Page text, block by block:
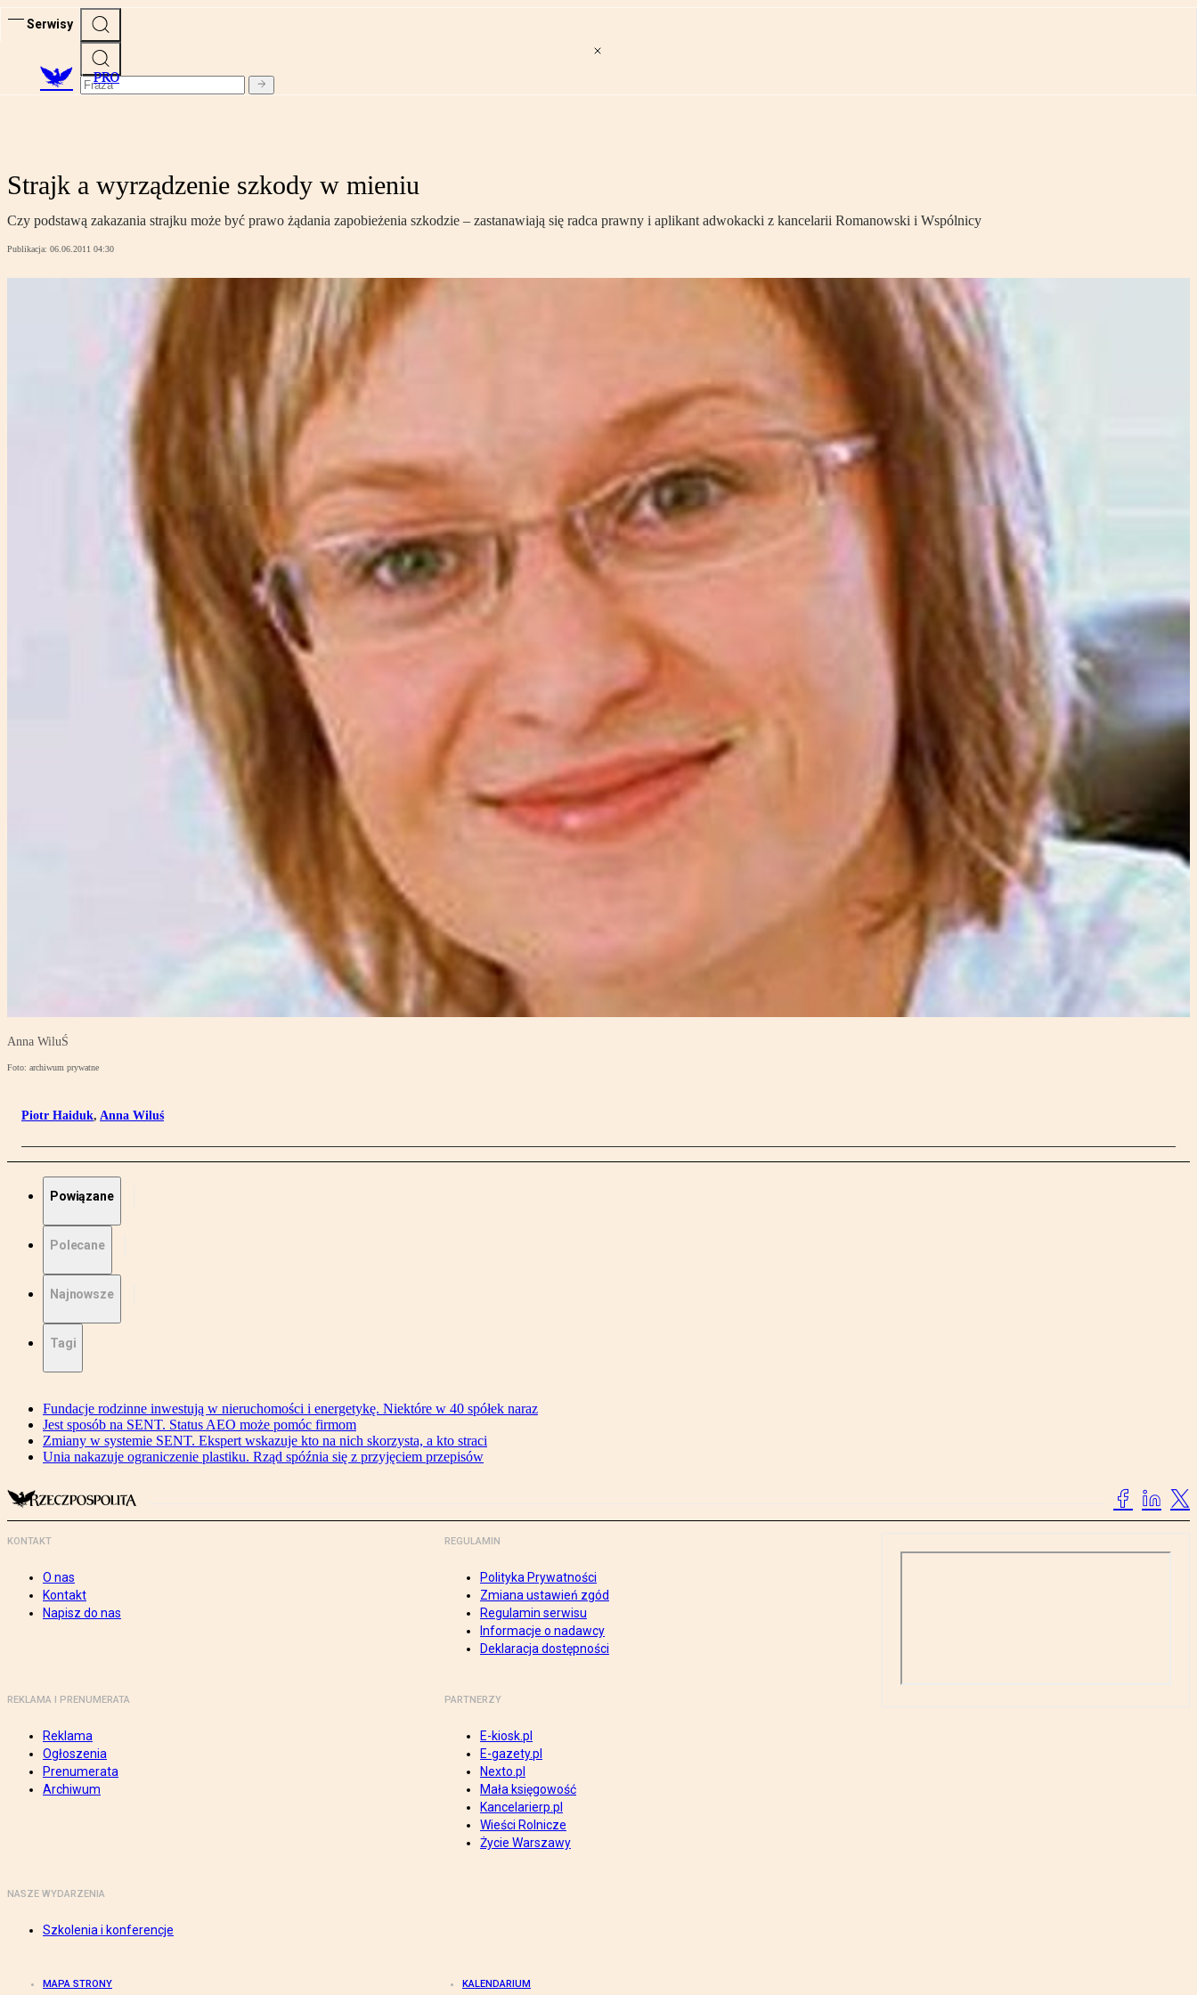
Serwisy
PRO
Strajk a wyrządzenie szkody w mieniu
Czy podstawą zakazania strajku może być prawo żądania zapobieżenia szkodzie – zastanawiają się radca prawny i aplikant adwokacki z kancelarii Romanowski i Wspólnicy
Publikacja: 06.06.2011 04:30
Anna WiluŚ
Foto: archiwum prywatne
Piotr Haiduk, Anna Wiluś
Powiązane
Polecane
Najnowsze
Tagi
Fundacje rodzinne inwestują w nieruchomości i energetykę. Niektóre w 40 spółek naraz
Jest sposób na SENT. Status AEO może pomóc firmom
Zmiany w systemie SENT. Ekspert wskazuje kto na nich skorzysta, a kto straci
Unia nakazuje ograniczenie plastiku. Rząd spóźnia się z przyjęciem przepisów
KONTAKT
O nas
Kontakt
Napisz do nas
REGULAMIN
Polityka Prywatności
Zmiana ustawień zgód
Regulamin serwisu
Informacje o nadawcy
Deklaracja dostępności
REKLAMA I PRENUMERATA
Reklama
Ogłoszenia
Prenumerata
Archiwum
PARTNERZY
E-kiosk.pl
E-gazety.pl
Nexto.pl
Mała księgowość
Kancelarierp.pl
Wieści Rolnicze
Życie Warszawy
NASZE WYDARZENIA
Szkolenia i konferencje
MAPA STRONY KALENDARIUM